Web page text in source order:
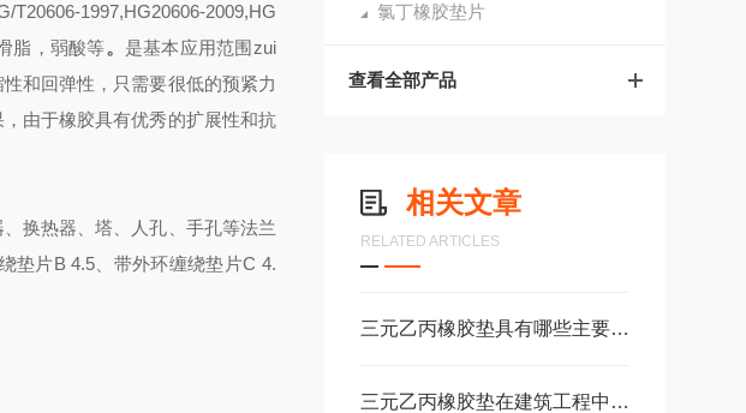
氯丁橡胶垫片
查看全部产品
相关文章
RELATED ARTICLES
三元乙丙橡胶垫具有哪些主要性能特点？
三元乙丙橡胶垫在建筑工程中的防水密封应用
1997,HG20606-2009,HG
脂，弱酸等。 是基本应用范围zui
和回弹性，只需要很低的预紧力
由于橡胶具有优秀的扩展性和抗
换热器、塔、人孔、手孔等法兰
垫片B 4.5、带外环缠绕垫片C 4.